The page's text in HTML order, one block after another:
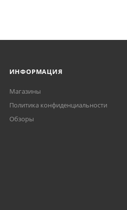
ИНФОРМАЦИЯ
Магазины
Политика конфиденциальности
Обзоры